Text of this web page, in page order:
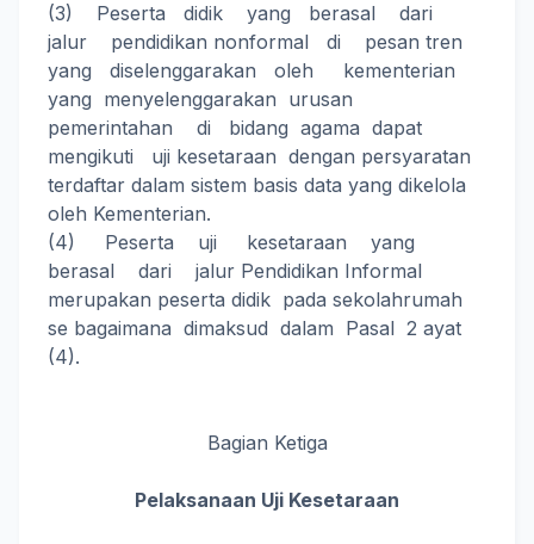
(3) Peserta didik yang berasal dari
jalur pendidikan nonformal di pesan tren
yang diselenggarakan oleh kementerian
yang menyelenggarakan urusan
pemerintahan di bidang agama dapat
mengikuti uji kesetaraan dengan persyaratan
terdaftar dalam sistem basis data yang dikelola
oleh Kementerian.
(4) Peserta uji kesetaraan yang
berasal dari jalur Pendidikan Informal
merupakan peserta didik pada sekolahrumah
se bagaimana dimaksud dalam Pasal 2 ayat
(4).
Bagian Ketiga
Pelaksanaan Uji Kesetaraan